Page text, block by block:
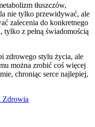
tłuszczów,
nie tylko przewidywać, ale
zalecenia do konkretnego
tylko z pełną świadomością
zdrowego stylu życia, ale
można zrobić coś więcej
chroniąc serce najlepiej,
Zdrowia